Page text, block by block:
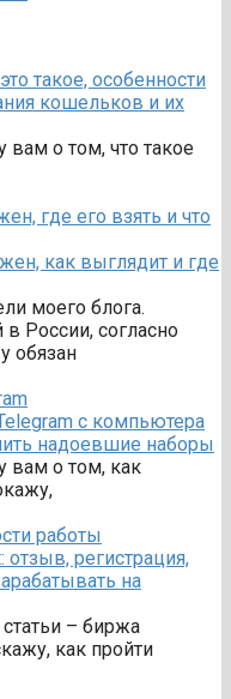
такое, особенности
кошельков и их
вам о том, что такое
как выглядит и где
моего блога.
России, согласно
обязан
с компьютера
надоевшие наборы
вам о том, как
регистрация,
на
– биржа
как пройти